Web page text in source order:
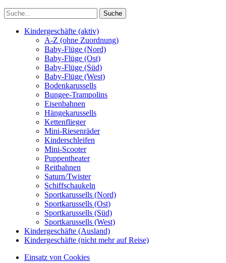
Kindergeschäfte (aktiv)
A-Z (ohne Zuordnung)
Baby-Flüge (Nord)
Baby-Flüge (Ost)
Baby-Flüge (Süd)
Baby-Flüge (West)
Bodenkarussells
Bungee-Trampolins
Eisenbahnen
Hängekarussells
Kettenflieger
Mini-Riesenräder
Kinderschleifen
Mini-Scooter
Puppentheater
Reitbahnen
Saturn/Twister
Schiffschaukeln
Sportkarussells (Nord)
Sportkarussells (Ost)
Sportkarussells (Süd)
Sportkarussells (West)
Kindergeschäfte (Ausland)
Kindergeschäfte (nicht mehr auf Reise)
Einsatz von Cookies